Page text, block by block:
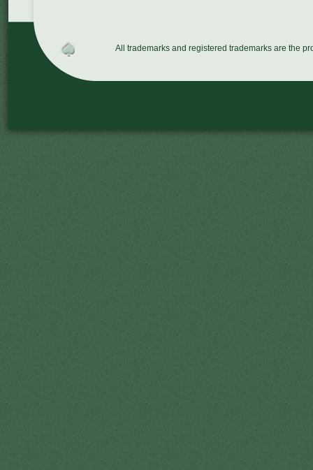
All trademarks and registered trademarks are the